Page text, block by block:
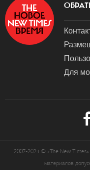
Для
2007-2024 © «The New
материалов